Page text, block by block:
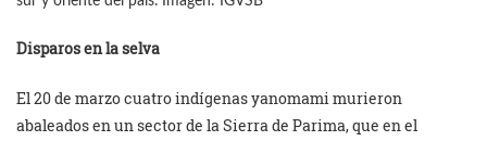
Disparos en la selva
El 20 de marzo cuatro indígenas yanomami murieron
abaleados en un sector de la Sierra de Parima, que en el